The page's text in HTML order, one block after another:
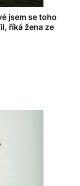
jsem se toho
říká žena ze